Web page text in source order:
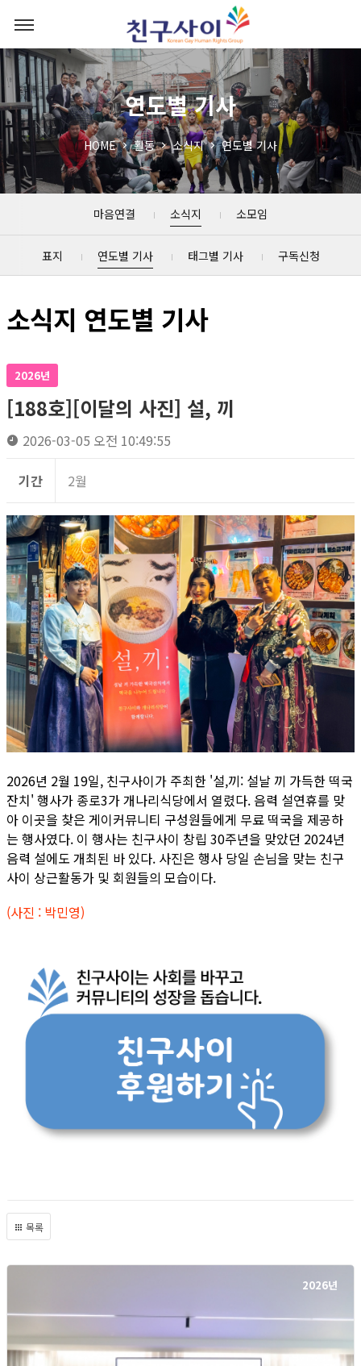
연도별 기사
HOME 활동 소식지 연도별 기사
마음연결 소식지 소모임
표지 연도별 기사 태그별 기사 구독신청
소식지 연도별 기사
2026년
[188호][이달의 사진] 설, 끼
2026-03-05 오전 10:49:55
기간 2월
2026년 2월 19일, 친구사이가 주최한 '설,끼: 설날 끼 가득한 떡국
잔치' 행사가 종로3가 개나리식당에서 열렸다. 음력 설연휴를 맞
아 이곳을 찾은 게이커뮤니티 구성원들에게 무료 떡국을 제공하
는 행사였다. 이 행사는 친구사이 창립 30주년을 맞았던 2024년
음력 설에도 개최된 바 있다. 사진은 행사 당일 손님을 맞는 친구
사이 상근활동가 및 회원들의 모습이다.
(사진 : 박민영)
목록
2026년